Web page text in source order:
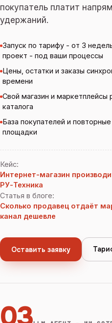
покупатель платит
удержаний.
Запуск по тарифу - от 3
проект - под ваши процессы
Цены, остатки и заказы
времени
Свой магазин и маркетплейсы
каталога
База покупателей и
площадки
Кейс:
Интернет-магазин
РУ-Техника
Статья в блоге:
Сколько продавец отдаёт
канал дешевле
Оставить заявку